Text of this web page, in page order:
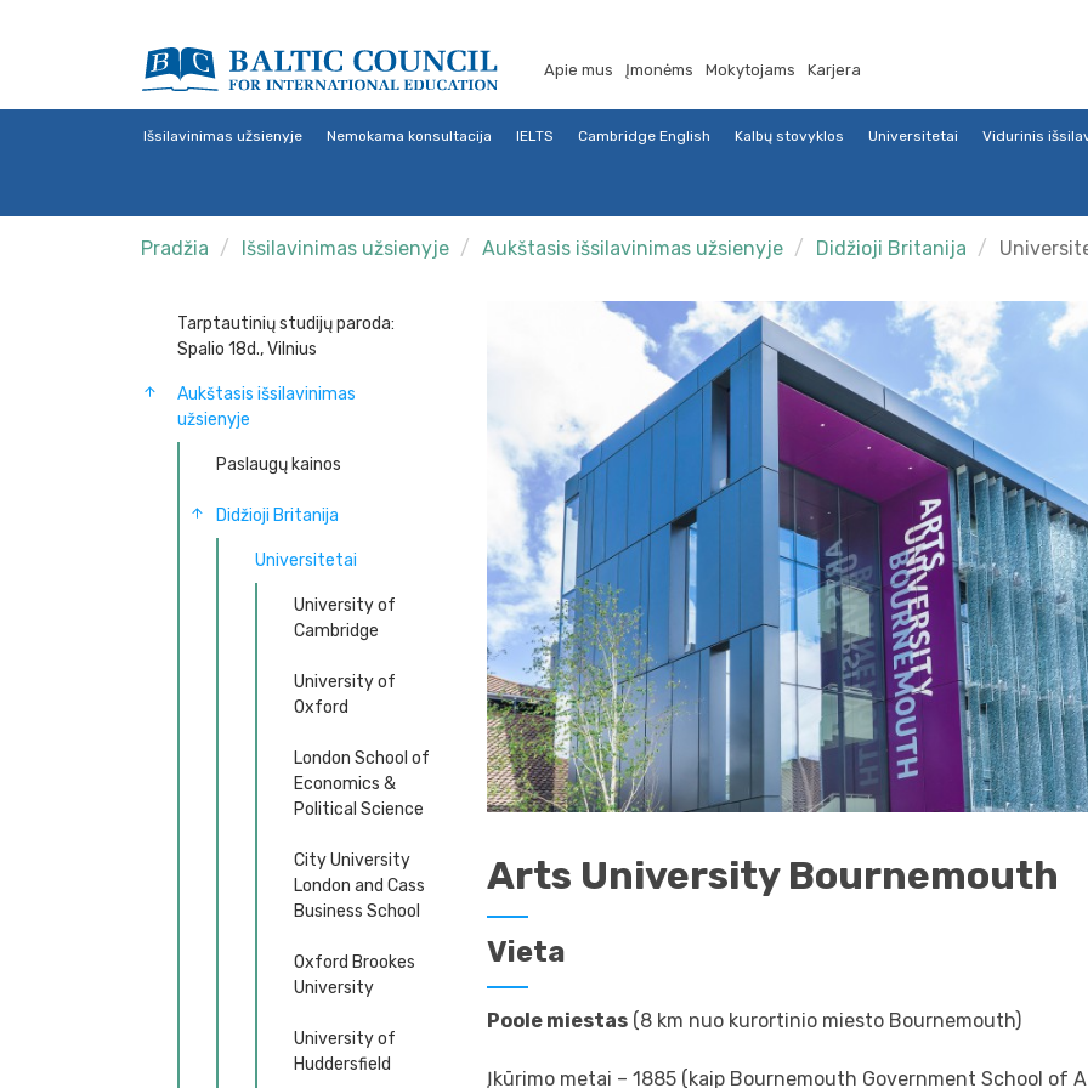
Apie mus Įmonėms Mokytojams Karjera
Išsilavinimas užsienyje Nemokama konsultacija IELTS Cambridge English Kalbų stovyklos Universitetai Vidurinis
Pradžia Išsilavinimas užsienyje Aukštasis išsilavinimas užsienyje Didžioji Britanija
Tarptautinių studijų paroda:
Spalio 18d., Vilnius
Aukštasis išsilavinimas
užsienyje
Paslaugų kainos
Didžioji Britanija
Universitetai
University of
Cambridge
University of
Oxford
London School of
Economics &
Political Science
City University
London and Cass
Business School
Oxford Brookes
University
University of
Huddersfield
Arts University Bournemouth
Vieta
Poole miestas (8 km nuo kurortinio miesto Bournemouth)
Įkūrimo metai – 1885 (kaip Bournemouth Government School of